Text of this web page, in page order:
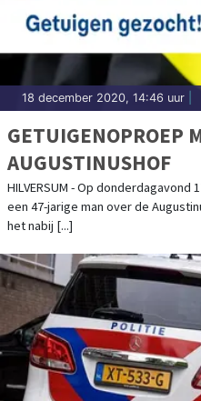
18 december 2020, 14:46 uur
GETUIGENOPROEP
AUGUSTINUSHOF
HILVERSUM - Op
een 47-jarige man over de
het nabij [...]